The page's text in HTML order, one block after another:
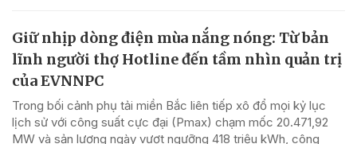
Giữ nhịp dòng điện mùa nắng nóng: Từ bản
lĩnh người thợ Hotline đến tầm nhìn quản trị
của EVNNPC
Trong bối cảnh phụ tải miền Bắc liên tiếp xô đổ mọi kỷ lục
lịch sử với công suất cực đại (Pmax) chạm mốc 20.471,92
MW và sản lượng ngày vượt ngưỡng 418 triệu kWh, công